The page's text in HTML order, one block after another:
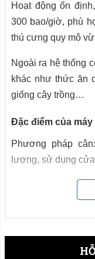
Hoạt động ổn
300 bao/giờ, phù
thú cưng quy mô
Ngoài ra hệ thống
khác như thức ăn
giống cây trồng…
Đặc điểm của
Phương pháp
lượng, sử dụng
Hệ thống cân
đảm bảo hoạt
xí nghiệp...